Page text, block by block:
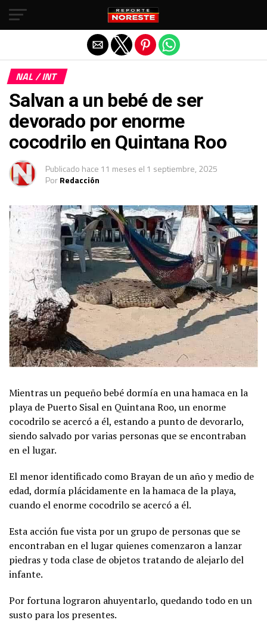
NAL / INT
Salvan a un bebé de ser
devorado por enorme
cocodrilo en Quintana Roo
Publicado hace 11 meses el 1 septiembre, 2025
PorRedacción
Mientras un pequeño bebé dormía en una hamaca en la
playa de Puerto Sisal en Quintana Roo, un enorme
cocodrilo se acercó a él, estando a punto de devorarlo,
siendo salvado por varias personas que se encontraban
en el lugar.
El menor identificado como Brayan de un año y medio de
edad, dormía plácidamente en la hamaca de la playa,
cuando el enorme cocodrilo se acercó a él.
Esta acción fue vista por un grupo de personas que se
encontraban en el lugar quienes comenzaron a lanzar
piedras y toda clase de objetos tratando de alejarlo del
infante.
Por fortuna lograron ahuyentarlo, quedando todo en un
susto para los presentes.
Salir de la versión móvil